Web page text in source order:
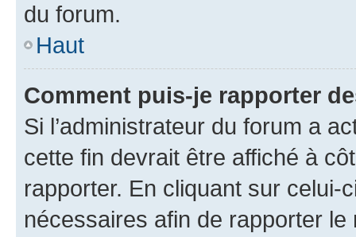
du forum.
Haut
Comment puis-je rapporter
Si l’administrateur du forum a
cette fin devrait être affiché à
rapporter. En cliquant sur
nécessaires afin de rapporter le